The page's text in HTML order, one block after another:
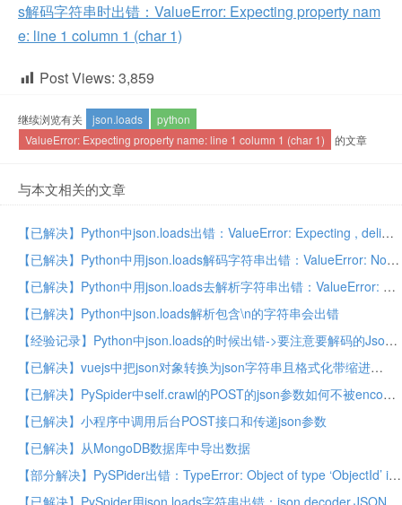
s解码字符串时出错：ValueError: Expecting property nam
e: line 1 column 1 (char 1)
Post Views: 3,859
继续浏览有关 json.loads
python
ValueError: Expecting property name: line 1 column 1 (char 1)
的文章
与本文相关的文章
【已解决】Python中json.loads出错：ValueError: Expecting , delimiter: line 1 column 86 (char 86)
【已解决】Python中用json.loads解码字符串出错：ValueError: No JSON object could be decoded
【已解决】Python中用json.loads去解析字符串出错：ValueError: Expecting property name: line 1 column 51 (char 51)
【已解决】Python中json.loads解析包含\n的字符串会出错
【经验记录】Python中json.loads的时候出错->要注意要解码的Json字符的编码
【已解决】vuejs中把json对象转换为json字符串且格式化带缩进
【已解决】PySpider中self.crawl的POST的json参数如何不被encode编码而保持json原始字符串格式
【已解决】小程序中调用后台POST接口和传递json参数
【已解决】从MongoDB数据库中导出数据
【部分解决】PySPider出错：TypeError: Object of type ‘ObjectId’ is not JSON serializable